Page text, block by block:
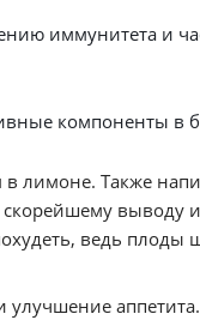
иммунитета и
компоненты в
Также
скорейшему выводу
ведь